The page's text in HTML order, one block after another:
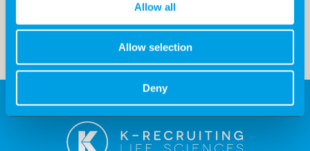
Allow all
Allow selection
Deny